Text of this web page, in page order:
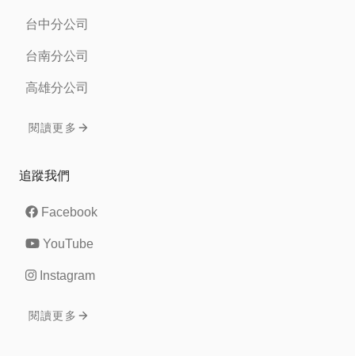
台中分公司
台南分公司
高雄分公司
閱讀更多
追蹤我們
Facebook
YouTube
Instagram
閱讀更多